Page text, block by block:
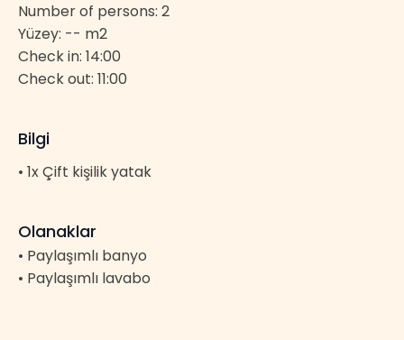
Number of persons: 2
Yüzey: -- m2
Check in: 14:00
Check out: 11:00
Bilgi
• 1x Çift kişilik yatak
Olanaklar
• Paylaşımlı banyo
• Paylaşımlı lavabo